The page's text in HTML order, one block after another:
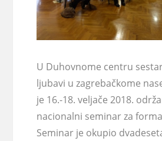
U Duhovnome centru
ljubavi u zagrebačkome
je 16.-18. veljače 2018.
nacionalni seminar za
Seminar je okupio